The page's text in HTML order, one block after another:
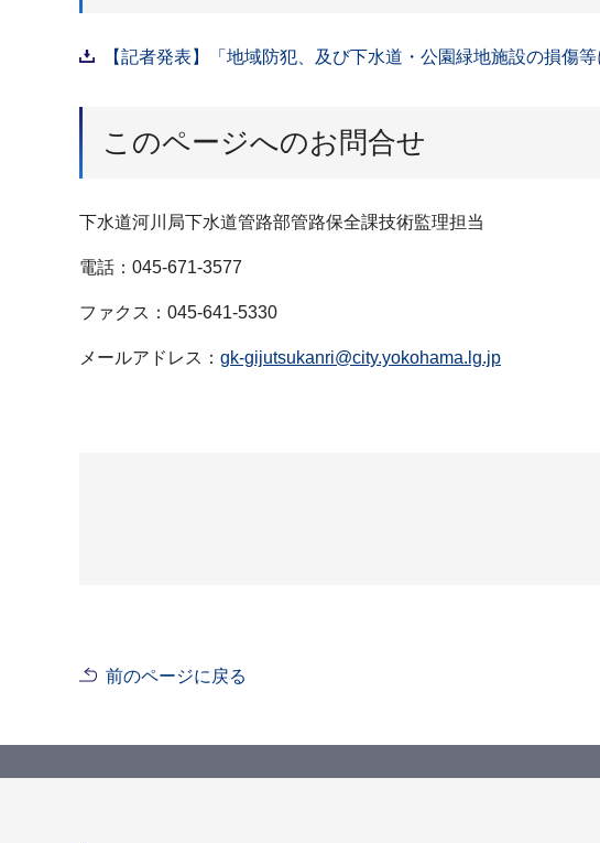
【記者発表】「地域防犯、及び下水道・公園緑地施設の損傷
このページへのお問合せ
下水道河川局下水道管路部管路保全課技術監理担当
電話：045-671-3577
ファクス：045-641-5330
メールアドレス： gk-gijutsukanri@city.yokohama.lg.jp
前のページに戻る